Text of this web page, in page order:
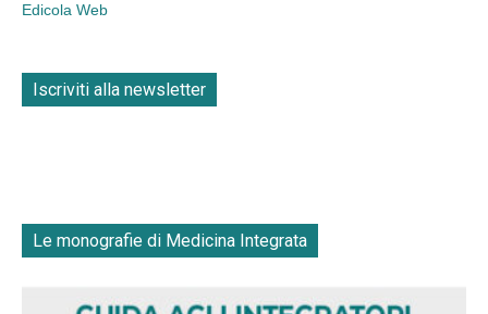
Edicola Web
Iscriviti alla newsletter
Le monografie di Medicina Integrata